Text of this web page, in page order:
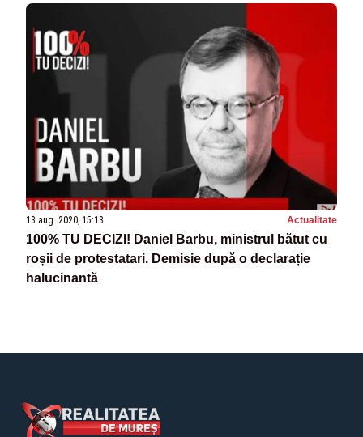
13 aug. 2020, 15:13 Actualitate
100% TU DECIZI! Daniel Barbu, ministrul bătut cu
roșii de protestatari. Demisie după o declarație
halucinantă